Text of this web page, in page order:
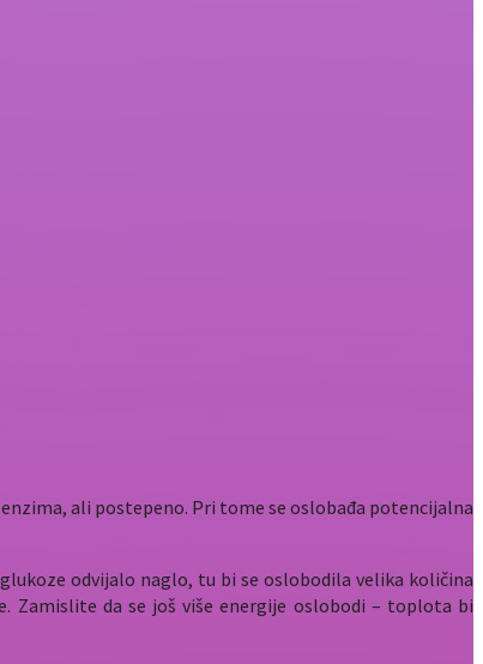
ali postepeno. Pri tome se oslobađa potencijalna
odvijalo naglo, tu bi se oslobodila velika količina
Zamislite da se još više energije oslobodi – toplota bi